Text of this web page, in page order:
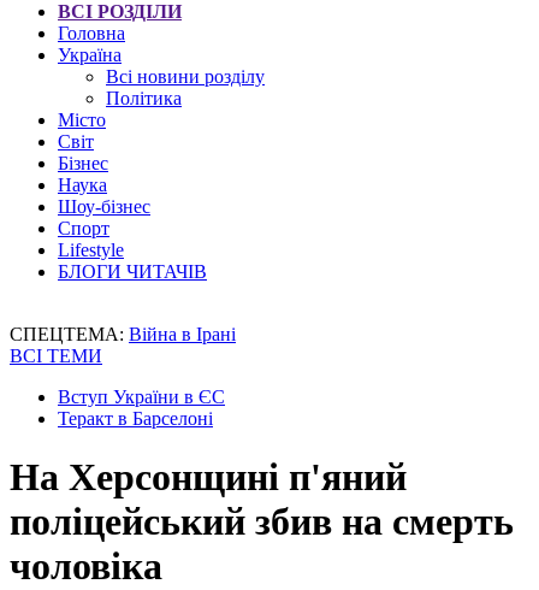
ВСІ РОЗДІЛИ
Головна
Україна
Всі новини розділу
Політика
Місто
Світ
Бізнес
Наука
Шоу-бізнес
Спорт
Lifestyle
БЛОГИ ЧИТАЧІВ
СПЕЦТЕМА: Війна в Ірані
ВСІ ТЕМИ
Вступ України в ЄС
Теракт в Барселоні
На Херсонщині п'яний
поліцейський збив на смерть
чоловіка